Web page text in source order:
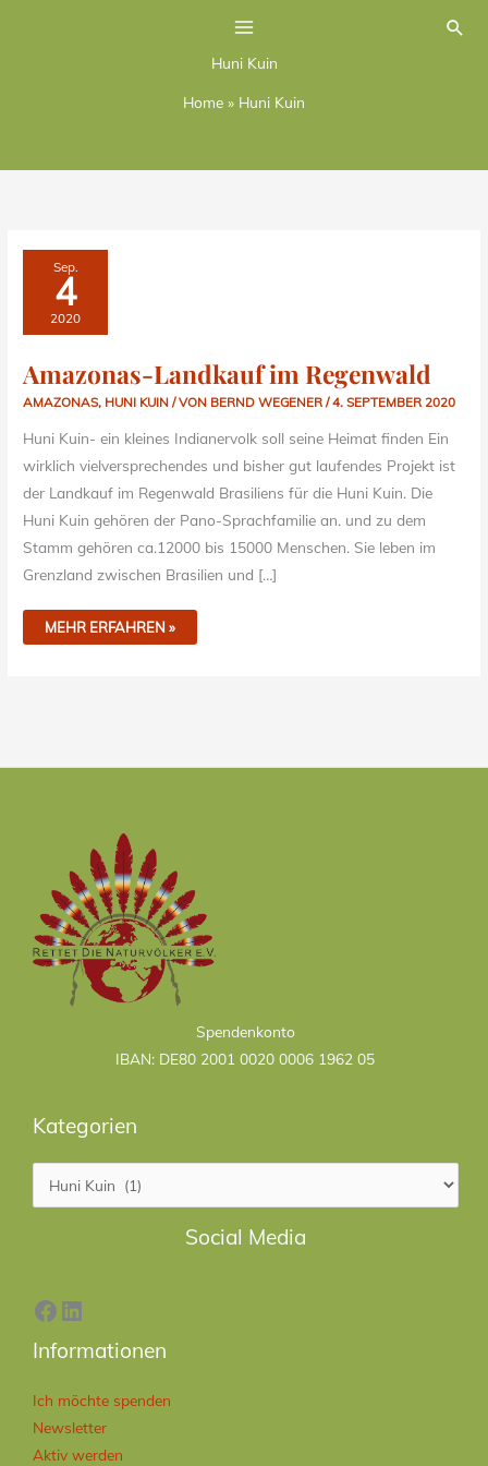
Huni Kuin
Home » Huni Kuin
Sep.
4
2020
Amazonas-Landkauf im Regenwald
AMAZONAS, HUNI KUIN / VON BERND WEGENER/4. SEPTEMBER 2020
Huni Kuin- ein kleines Indianervolk soll seine Heimat finden Ein
wirklich vielversprechendes und bisher gut laufendes Projekt ist
der Landkauf im Regenwald Brasiliens für die Huni Kuin. Die
Huni Kuin gehören der Pano-Sprachfamilie an. und zu dem
Stamm gehören ca.12000 bis 15000 Menschen. Sie leben im
Grenzland zwischen Brasilien und […]
AMAZONAS-
LANDKAUF
REGENWALD
MEHR ERFAHREN »
Spendenkonto
IBAN: DE80 2001 0020 0006 1962 05
Kategorien
Social Media
Facebook
LinkedIn
Informationen
Ich möchte spenden
Newsletter
Aktiv werden